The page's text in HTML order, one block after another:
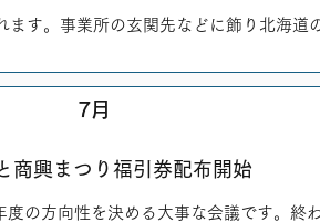
す。事業所の玄関先などに飾り北海道
7月
商興まつり福引券配布開始
の方向性を決める大事な会議です。終